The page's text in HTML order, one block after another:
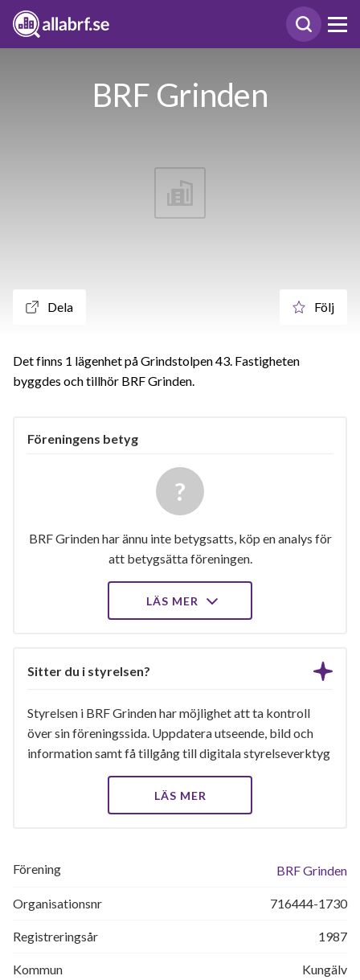
BRF Grinden
Dela Följ
Det finns 1 lägenhet på Grindstolpen 43. Fastigheten
byggdes och tillhör BRF Grinden.
Föreningens betyg
BRF Grinden har ännu inte betygsatts, köp en analys för
att betygsätta föreningen.
LÄS MER
Sitter du i styrelsen?
Styrelsen i BRF Grinden har möjlighet att ta kontroll
över sin föreningssida. Uppdatera utseende, bild och
information samt få tillgång till digitala styrelseverktyg
LÄS MER
Förening BRF Grinden
Organisationsnr 716444-1730
Registreringsår 1987
Kommun Kungälv